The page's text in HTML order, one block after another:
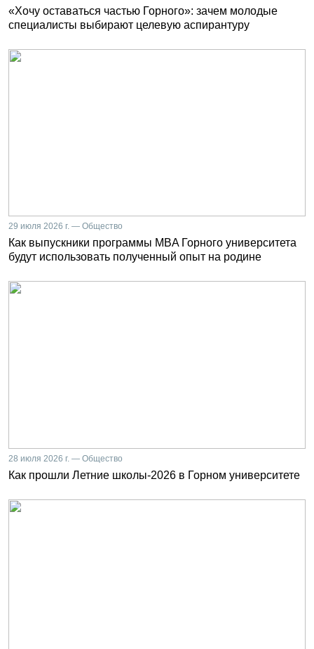
«Хочу оставаться частью Горного»: зачем молодые
специалисты выбирают целевую аспирантуру
29 июля 2026 г. — Общество
Как выпускники программы MBA Горного университета
будут использовать полученный опыт на родине
28 июля 2026 г. — Общество
Как прошли Летние школы-2026 в Горном университете